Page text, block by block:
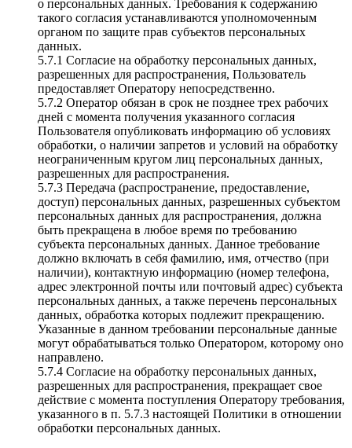
о персональных данных. Требования к содержанию
такого согласия устанавливаются уполномоченным
органом по защите прав субъектов персональных
данных.
5.7.1 Согласие на обработку персональных данных,
разрешенных для распространения, Пользователь
предоставляет Оператору непосредственно.
5.7.2 Оператор обязан в срок не позднее трех рабочих
дней с момента получения указанного согласия
Пользователя опубликовать информацию об условиях
обработки, о наличии запретов и условий на обработку
неограниченным кругом лиц персональных данных,
разрешенных для распространения.
5.7.3 Передача (распространение, предоставление,
доступ) персональных данных, разрешенных субъектом
персональных данных для распространения, должна
быть прекращена в любое время по требованию
субъекта персональных данных. Данное требование
должно включать в себя фамилию, имя, отчество (при
наличии), контактную информацию (номер телефона,
адрес электронной почты или почтовый адрес) субъекта
персональных данных, а также перечень персональных
данных, обработка которых подлежит прекращению.
Указанные в данном требовании персональные данные
могут обрабатываться только Оператором, которому оно
направлено.
5.7.4 Согласие на обработку персональных данных,
разрешенных для распространения, прекращает свое
действие с момента поступления Оператору требования,
указанного в п. 5.7.3 настоящей Политики в отношении
обработки персональных данных.